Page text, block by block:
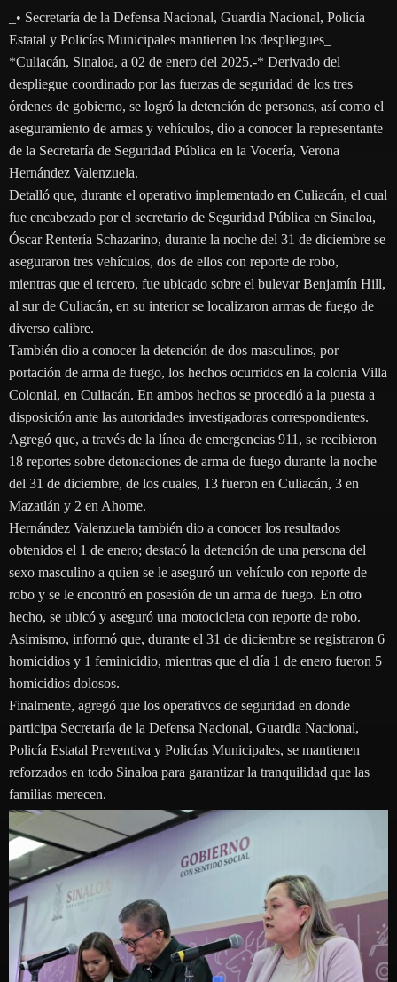
_• Secretaría de la Defensa Nacional, Guardia Nacional, Policía
Estatal y Policías Municipales mantienen los despliegues_
*Culiacán, Sinaloa, a 02 de enero del 2025.-* Derivado del
despliegue coordinado por las fuerzas de seguridad de los tres
órdenes de gobierno, se logró la detención de personas, así como el
aseguramiento de armas y vehículos, dio a conocer la representante
de la Secretaría de Seguridad Pública en la Vocería, Verona
Hernández Valenzuela.
Detalló que, durante el operativo implementado en Culiacán, el cual
fue encabezado por el secretario de Seguridad Pública en Sinaloa,
Óscar Rentería Schazarino, durante la noche del 31 de diciembre se
aseguraron tres vehículos, dos de ellos con reporte de robo,
mientras que el tercero, fue ubicado sobre el bulevar Benjamín Hill,
al sur de Culiacán, en su interior se localizaron armas de fuego de
diverso calibre.
También dio a conocer la detención de dos masculinos, por
portación de arma de fuego, los hechos ocurridos en la colonia Villa
Colonial, en Culiacán. En ambos hechos se procedió a la puesta a
disposición ante las autoridades investigadoras correspondientes.
Agregó que, a través de la línea de emergencias 911, se recibieron
18 reportes sobre detonaciones de arma de fuego durante la noche
del 31 de diciembre, de los cuales, 13 fueron en Culiacán, 3 en
Mazatlán y 2 en Ahome.
Hernández Valenzuela también dio a conocer los resultados
obtenidos el 1 de enero; destacó la detención de una persona del
sexo masculino a quien se le aseguró un vehículo con reporte de
robo y se le encontró en posesión de un arma de fuego. En otro
hecho, se ubicó y aseguró una motocicleta con reporte de robo.
Asimismo, informó que, durante el 31 de diciembre se registraron 6
homicidios y 1 feminicidio, mientras que el día 1 de enero fueron 5
homicidios dolosos.
Finalmente, agregó que los operativos de seguridad en donde
participa Secretaría de la Defensa Nacional, Guardia Nacional,
Policía Estatal Preventiva y Policías Municipales, se mantienen
reforzados en todo Sinaloa para garantizar la tranquilidad que las
familias merecen.